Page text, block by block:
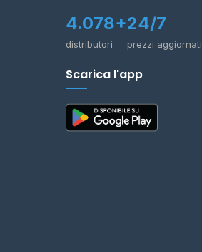
4.078+
distributori
24/7
prezzi aggiornati
Scarica l'app